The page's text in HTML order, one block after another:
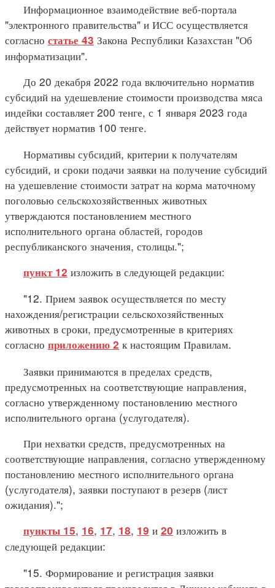
Информационное взаимодействие веб-портала
"электронного правительства" и ИСС осуществляется
согласно статье 43 Закона Республики Казахстан "Об
информатизации".
До 20 декабря 2022 года включительно норматив
субсидий на удешевление стоимости производства мяса
индейки составляет 200 тенге, с 1 января 2023 года
действует норматив 100 тенге.
Нормативы субсидий, критерии к получателям
субсидий, и сроки подачи заявки на получение субсидий
на удешевление стоимости затрат на корма маточному
поголовью сельскохозяйственных животных
утверждаются постановлением местного
исполнительного органа областей, городов
республиканского значения, столицы.";
пункт 12 изложить в следующей редакции:
"12. Прием заявок осуществляется по месту
нахождения/регистрации сельскохозяйственных
животных в сроки, предусмотренные в критериях
согласно приложению 2 к настоящим Правилам.
Заявки принимаются в пределах средств,
предусмотренных на соответствующие направления,
согласно утвержденному постановлению местного
исполнительного органа (услугодателя).
При нехватки средств, предусмотренных на
соответствующие направления, согласно утвержденному
постановлению местного исполнительного органа
(услугодателя), заявки поступают в резерв (лист
ожидания).";
пункты 15, 16, 17, 18, 19 и 20 изложить в
следующей редакции:
"15. Формирование и регистрация заявки